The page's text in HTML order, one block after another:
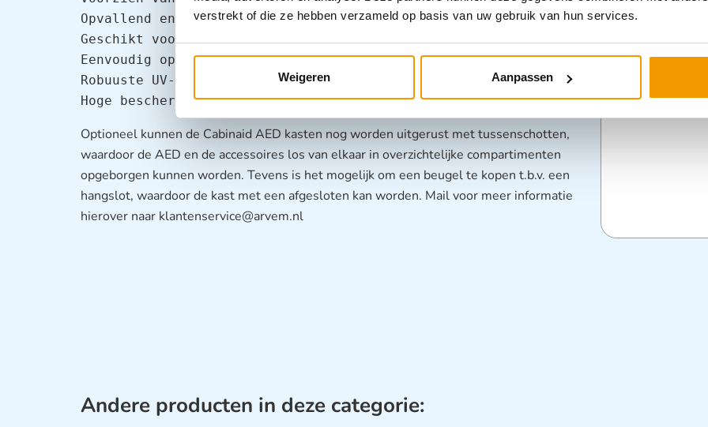
verstrekt of die ze hebben verzameld op basis van uw gebruik van hun services.
Weigeren Aanpassen
Opvallend en herkenbaar
Geschikt voor alle type AED's met ruimte voor accessoires
Eenvoudig openen en gemakkelijk sluiten d.m.v. een deksel
Robuuste UV-bestendige behuizing (IK10)
Hoge bescherming tegen water, stof, vuil en vocht (IP56)
Optioneel kunnen de Cabinaid AED kasten nog worden uitgerust met tussenschotten,
waardoor de AED en de accessoires los van elkaar in overzichtelijke compartimenten
opgeborgen kunnen worden. Tevens is het mogelijk om een beugel te kopen t.b.v. een
hangslot, waardoor de kast met een afgesloten kan worden. Mail voor meer informatie
hierover naar klantenservice@arvem.nl
Andere producten in deze categorie: